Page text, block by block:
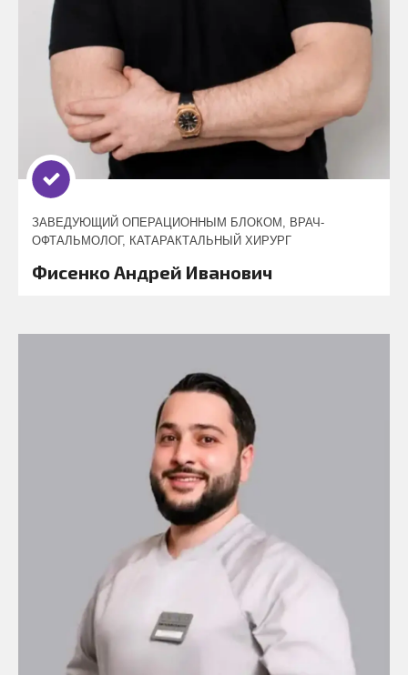
ЗАВЕДУЮЩИЙ ОПЕРАЦИОННЫМ БЛОКОМ, ВРАЧ-
ОФТАЛЬМОЛОГ, КАТАРАКТАЛЬНЫЙ ХИРУРГ
Фисенко Андрей Иванович